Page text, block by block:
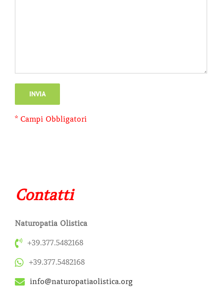
* Campi Obbligatori
Contatti
Naturopatia Olistica
+39.377.5482168
+39.377.5482168
info@naturopatiaolistica.org